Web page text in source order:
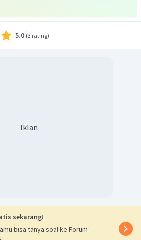
5.0 (3 rating)
Iklan
sekarang!
bisa tanya soal ke Forum